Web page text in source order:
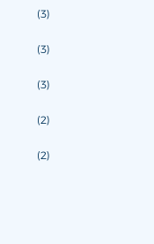
(3)
(3)
(3)
(2)
(2)